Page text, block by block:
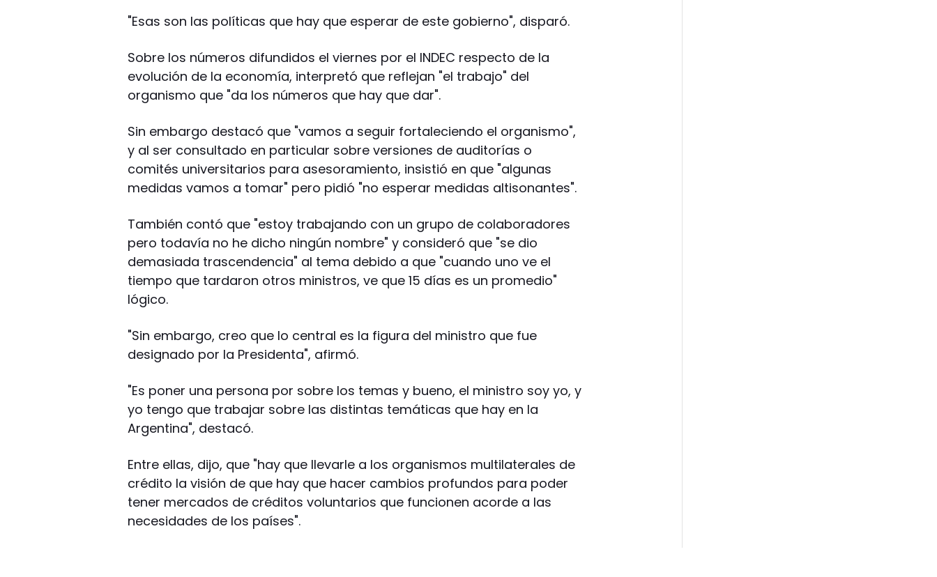
"Esas son las políticas que hay que esperar de este gobierno", disparó.
Sobre los números difundidos el viernes por el INDEC respecto de la
evolución de la economía, interpretó que reflejan "el trabajo" del
organismo que "da los números que hay que dar".
Sin embargo destacó que "vamos a seguir fortaleciendo el organismo",
y al ser consultado en particular sobre versiones de auditorías o
comités universitarios para asesoramiento, insistió en que "algunas
medidas vamos a tomar" pero pidió "no esperar medidas altisonantes".
También contó que "estoy trabajando con un grupo de colaboradores
pero todavía no he dicho ningún nombre" y consideró que "se dio
demasiada trascendencia" al tema debido a que "cuando uno ve el
tiempo que tardaron otros ministros, ve que 15 días es un promedio"
lógico.
"Sin embargo, creo que lo central es la figura del ministro que fue
designado por la Presidenta", afirmó.
"Es poner una persona por sobre los temas y bueno, el ministro soy yo, y
yo tengo que trabajar sobre las distintas temáticas que hay en la
Argentina", destacó.
Entre ellas, dijo, que "hay que llevarle a los organismos multilaterales de
crédito la visión de que hay que hacer cambios profundos para poder
tener mercados de créditos voluntarios que funcionen acorde a las
necesidades de los países".